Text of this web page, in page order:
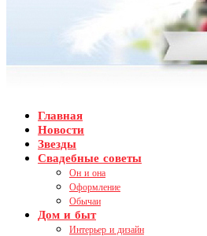
Главная
Новости
Звезды
Свадебные советы
Он и она
Оформление
Обычаи
Дом и быт
Интерьер и дизайн